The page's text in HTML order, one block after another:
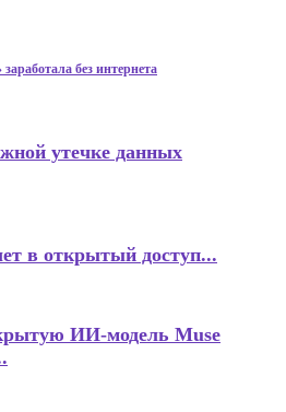
без интернета
утечке данных
в открытый доступ...
ИИ-модель Muse